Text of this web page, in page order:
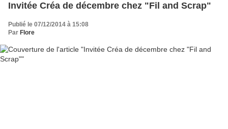
Invitée Créa de décembre chez "Fil and Scrap"
Publié le 07/12/2014 à 15:08
Par Flore